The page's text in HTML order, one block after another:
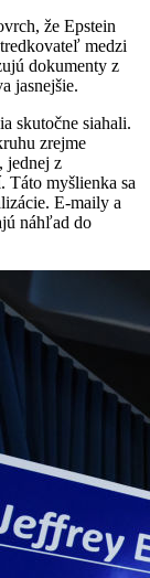
že Epstein
medzi
dokumenty z
jasnejšie.
skutočne siahali.
zrejme
jednej z
Táto myšlienka sa
E-maily a
náhľad do